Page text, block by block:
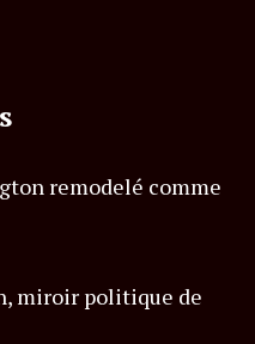
remodelé comme
miroir politique de